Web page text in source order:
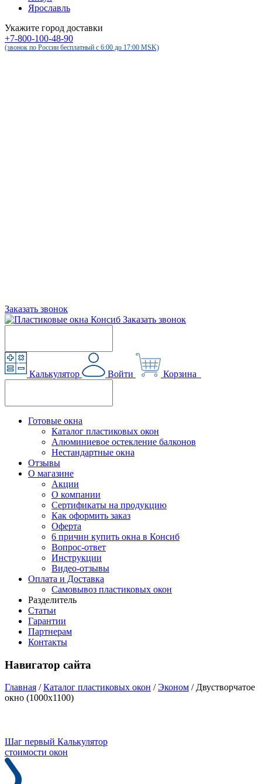
Ярославль
Укажите город доставки
+7-800-100-48-90
(звонок по России бесплатный c 6:00 до 17:00 MSK)
Заказать звонок
Заказать звонок
Калькулятор Войти Корзина
Готовые окна
Каталог пластиковых окон
Алюминиевое остекление балконов
Нестандартные окна
Отзывы
О магазине
Акции
О компании
Сертификаты на продукцию
Как оформить заказ
Оферта
6 причин купить окна в Консиб
Вопрос-ответ
Инструкции
Видео-отзывы
Оплата и Доставка
Самовывоз пластиковых окон
Разделитель
Статьи
Гарантии
Партнерам
Контакты
Навигатор сайта
Главная /Каталог пластиковых окон /Эконом /Двустворчатое
окно (1000x1100)
Шаг первый Калькулятор
стоимости окон